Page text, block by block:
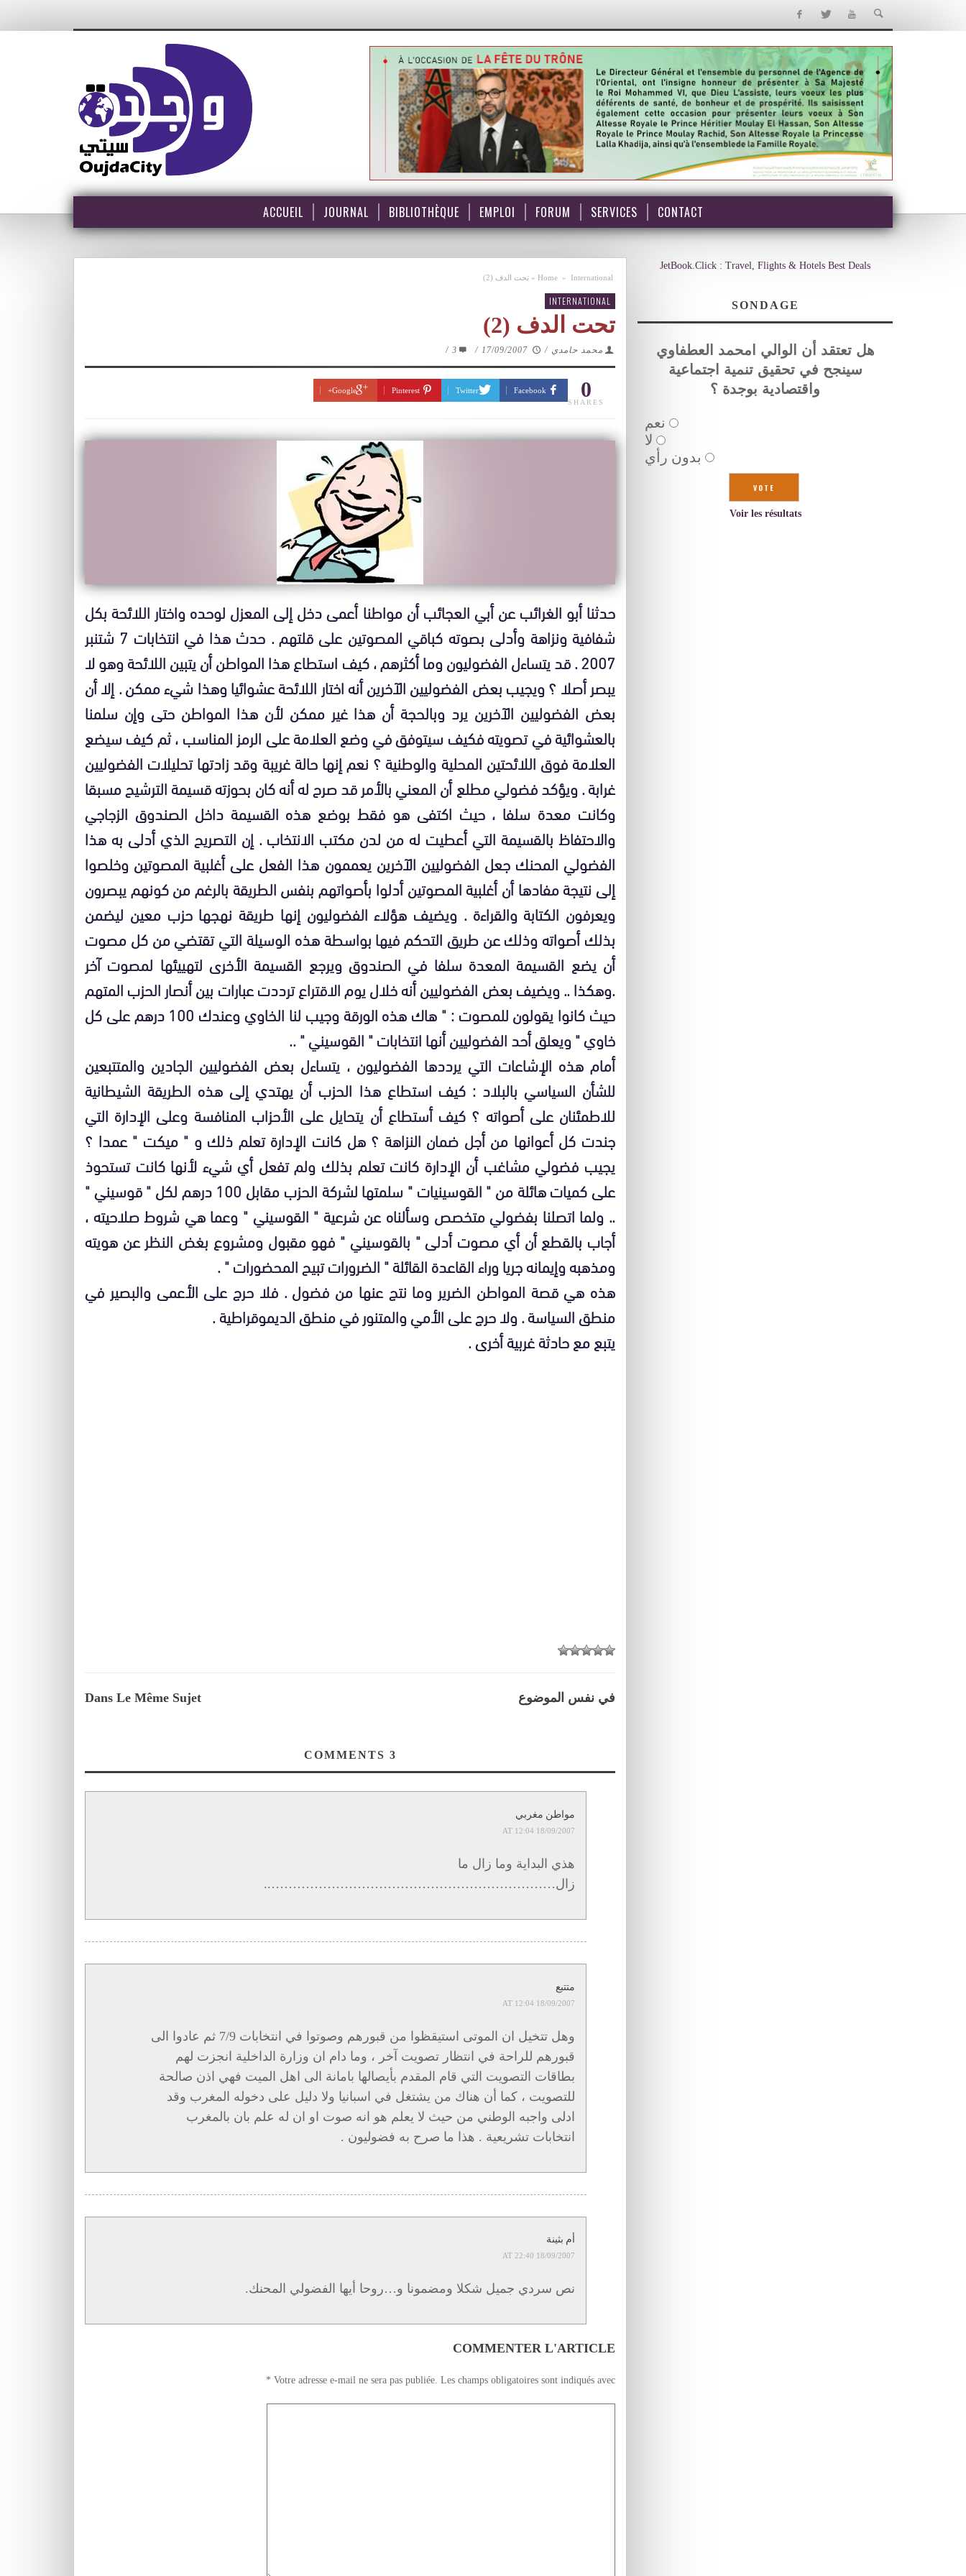
ACCUEIL JOURNAL BIBLIOTHÈQUE EMPLOI FORUM SERVICES CONTACT
Home » International
» تحت الدف (2)
INTERNATIONAL
تحت الدف (2)
محمد حامدي /
17/09/2007
/
3
/
0
SHARES
Facebook
Twitter
Pinterest
Google+
حدثنا أبو الغرائب عن أبي العجائب أن مواطنا أعمى دخل إلى المعزل لوحده واختار اللائحة بكل
شفافية ونزاهة وأدلى بصوته كباقي المصوتين على قلتهم . حدث هذا في انتخابات 7 شتنبر
2007 . قد يتساءل الفضوليون وما أكثرهم ، كيف استطاع هذا المواطن أن يتبين اللائحة وهو لا
يبصر أصلا ؟ ويجيب بعض الفضوليين الآخرين أنه اختار اللائحة عشوائيا وهذا شيء ممكن . إلا أن
بعض الفضوليين الآخرين يرد وبالحجة أن هذا غير ممكن لأن هذا المواطن حتى وإن سلمنا
بالعشوائية في تصويته فكيف سيتوفق في وضع العلامة على الرمز المناسب ، ثم كيف سيضع
العلامة فوق اللائحتين المحلية والوطنية ؟ نعم إنها حالة غريبة وقد زادتها تحليلات الفضوليين
غرابة . ويؤكد فضولي مطلع أن المعني بالأمر قد صرح له أنه كان بحوزته قسيمة الترشيح مسبقا
وكانت معدة سلفا ، حيث اكتفى هو فقط بوضع هذه القسيمة داخل الصندوق الزجاجي
والاحتفاظ بالقسيمة التي أعطيت له من لدن مكتب الانتخاب . إن التصريح الذي أدلى به هذا
الفضولي المحنك جعل الفضوليين الآخرين يعممون هذا الفعل على أغلبية المصوتين وخلصوا
إلى نتيجة مفادها أن أغلبية المصوتين أدلوا بأصواتهم بنفس الطريقة بالرغم من كونهم يبصرون
ويعرفون الكتابة والقراءة . ويضيف هؤلاء الفضوليون إنها طريقة نهجها حزب معين ليضمن
بذلك أصواته وذلك عن طريق التحكم فيها بواسطة هذه الوسيلة التي تقتضي من كل مصوت
أن يضع القسيمة المعدة سلفا في الصندوق ويرجع القسيمة الأخرى لتهييئها لمصوت آخر
.وهكذا .. ويضيف بعض الفضوليين أنه خلال يوم الاقتراع ترددت عبارات بين أنصار الحزب المتهم
حيث كانوا يقولون للمصوت : " هاك هذه الورقة وجيب لنا الخاوي وعندك 100 درهم على كل
خاوي " ويعلق أحد الفضوليين أنها انتخابات " القوسيني " ..
أمام هذه الإشاعات التي يرددها الفضوليون ، يتساءل بعض الفضوليين الجادين والمتتبعين
للشأن السياسي بالبلاد : كيف استطاع هذا الحزب أن يهتدي إلى هذه الطريقة الشيطانية
للاطمئنان على أصواته ؟ كيف أستطاع أن يتحايل على الأحزاب المنافسة وعلى الإدارة التي
جندت كل أعوانها من أجل ضمان النزاهة ؟ هل كانت الإدارة تعلم ذلك و " ميكت " عمدا ؟
يجيب فضولي مشاغب أن الإدارة كانت تعلم بذلك ولم تفعل أي شيء لأنها كانت تستحوذ
على كميات هائلة من " القوسينيات " سلمتها لشركة الحزب مقابل 100 درهم لكل " قوسيني "
.. ولما اتصلنا بفضولي متخصص وسألناه عن شرعية " القوسيني " وعما هي شروط صلاحيته ،
أجاب بالقطع أن أي مصوت أدلى " بالقوسيني " فهو مقبول ومشروع بغض النظر عن هويته
ومذهبه وإيمانه جريا وراء القاعدة القائلة " الضرورات تبيح المحضورات " .
هذه هي قصة المواطن الضرير وما نتج عنها من فضول . فلا حرج على الأعمى والبصير في
منطق السياسة . ولا حرج على الأمي والمتنور في منطق الديموقراطية .
يتبع مع حادثة غربية أخرى .
Dans Le Même Sujet في نفس الموضوع
3
مواطن مغربي
18/09/2007 AT 12:04
هذي البداية وما زال ما
زال…………………………………………………………..
متتبع
18/09/2007 AT 12:04
وهل تتخيل ان الموتى استيقظوا من قبورهم وصوتوا في انتخابات 7/9 ثم عادوا الى
قبورهم للراحة في انتظار تصويت آخر ، وما دام ان وزارة الداخلية انجزت لهم
بطاقات التصويت التي قام المقدم بأيصالها بامانة الى اهل الميت فهي اذن صالحة
للتصويت ، كما أن هناك من يشتغل في اسبانيا ولا دليل على دخوله المغرب وقد
ادلى واجبه الوطني من حيث لا يعلم هو انه صوت او ان له علم بان بالمغرب
انتخابات تشريعية . هذا ما صرح به فضوليون .
أم بثينة
18/09/2007 AT 22:40
نص سردي جميل شكلا ومضمونا و…روحا أيها الفضولي المحنك.
COMMENTER L'ARTICLE
Votre adresse e-mail ne sera pas publiée. Les champs obligatoires sont indiqués avec
*
JetBook.Click : Travel, Flights & Hotels Best Deals
SONDAGE
هل تعتقد أن الوالي امحمد العطفاوي
سينجح في تحقيق تنمية اجتماعية
واقتصادية بوجدة ؟
نعم
لا
بدون رأي
Voir les résultats